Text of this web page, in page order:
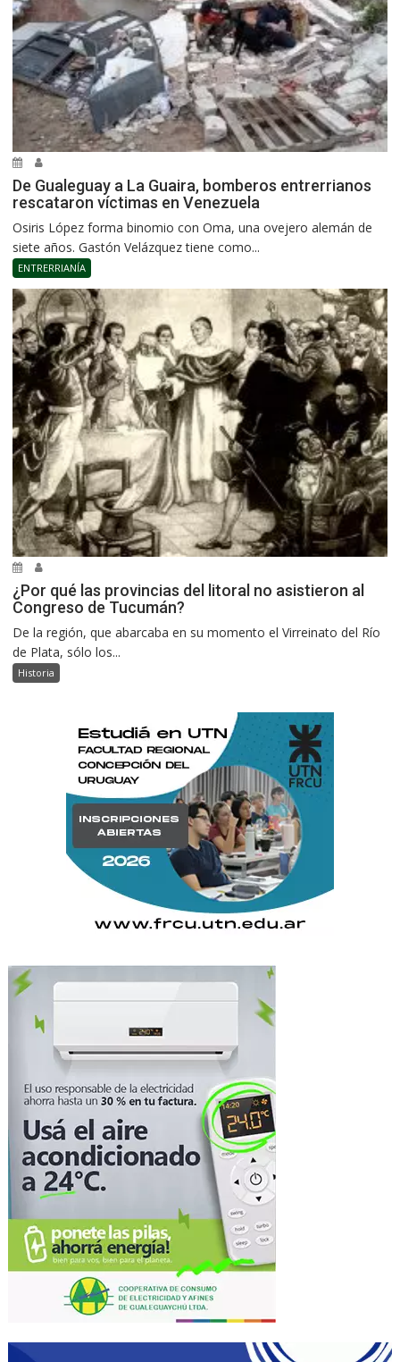
De Gualeguay a La Guaira, bomberos entrerrianos
rescataron víctimas en Venezuela
Osiris López forma binomio con Oma, una ovejero alemán de
siete años. Gastón Velázquez tiene como...
ENTRERRIANÍA
¿Por qué las provincias del litoral no asistieron al
Congreso de Tucumán?
De la región, que abarcaba en su momento el Virreinato del Río
de Plata, sólo los...
Historia